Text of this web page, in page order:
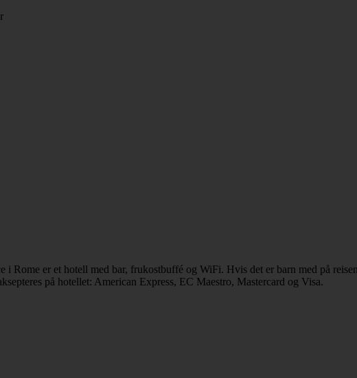
i Rome er et hotell med bar, frukostbuffé og WiFi. Hvis det er barn med på
på hotellet: American Express, EC Maestro, Mastercard og Visa.